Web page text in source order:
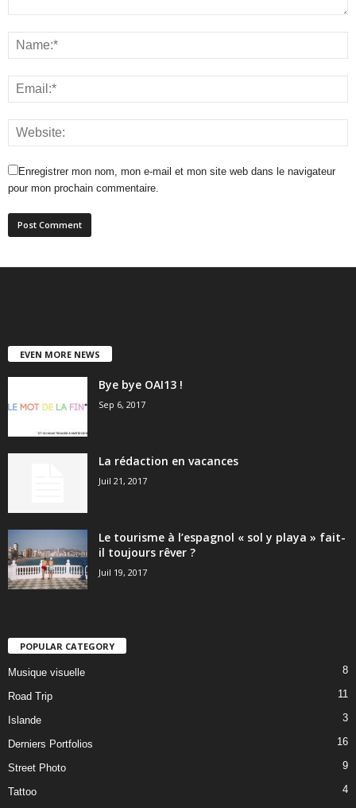
Enregistrer mon nom, mon e-mail et mon site web dans le navigateur
pour mon prochain commentaire.
EVEN MORE NEWS
Bye bye OAI13 !
Sep 6, 2017
La rédaction en vacances
Juil 21, 2017
Le tourisme à l’espagnol « sol y playa » fait-
il toujours rêver ?
Juil 19, 2017
POPULAR CATEGORY
Musique visuelle 8
Road Trip 11
Islande 3
Derniers Portfolios 16
Street Photo 9
Tattoo
4